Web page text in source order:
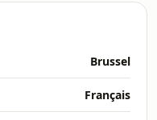
Brussel
Français